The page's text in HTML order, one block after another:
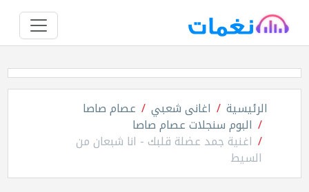
الرئيسية اغانى شعبي عصام صاصا
البوم سنجلات عصام صاصا
اغنية جمد عضلة قلبك - انا شبعان من
السيط